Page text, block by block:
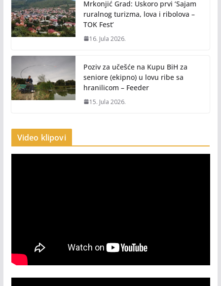
Mrkonjić Grad: Uskoro prvi ‘Sajam
ruralnog turizma, lova i ribolova –
TOK Fest’
16. Jula 2026.
Poziv za učešće na Kupu BiH za
seniore (ekipno) u lovu ribe sa
hranilicom – Feeder
15. Jula 2026.
Video klipovi